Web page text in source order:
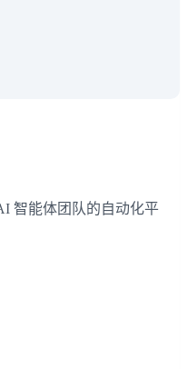
智能体团队的自动化平